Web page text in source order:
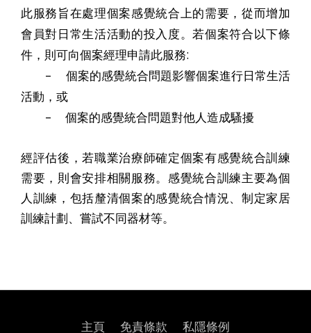
此服務旨在處理個案感覺統合上的需要，從而增加
會員對日常生活活動的投入度。若個案符合以下條
件，則可向個案經理申請此服務:
–
個案的感覺統合問題影響個案進行日常生活
活動，或
– 個案的感覺統合問題對他人造成騷擾
經評估後，若職業治療師確定個案有感覺統合訓練
需要，則會安排相關服務。感覺統合訓練主要為個
人訓練，包括釐清個案的感覺統合情況、制定家居
訓練計劃、嘗試不同器材等。
主頁 免責條款 私隱條例